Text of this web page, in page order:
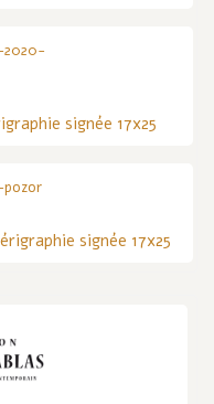
signée 17x25
signée 17x25